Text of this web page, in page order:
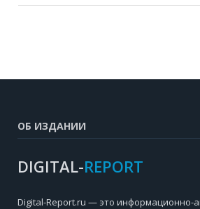
ОБ ИЗДАНИИ
DIGITAL-REPORT
Digital-Report.ru — это информационно-